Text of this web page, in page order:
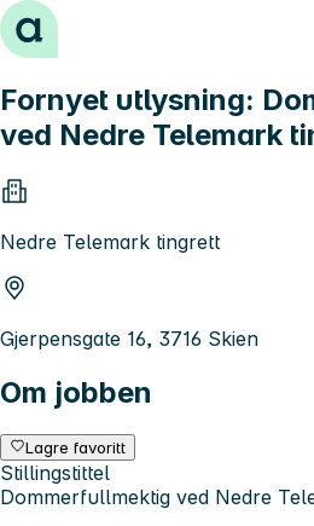
Hopp til innhold
Fornyet utlysning:
ved Nedre Telemark
Nedre Telemark tingrett
Gjerpensgate 16, 3716 Skien
Om jobben
Lagre favoritt
Stillingstittel
Dommerfullmektig ved Nedre